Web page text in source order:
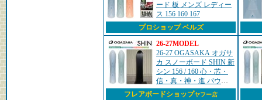
ード 板 メンズ レディー
ス 156 160 167
プロショップ ベルズ
26-27MODEL
26-27 OGASAKA オガサ
カ スノーボード SHIN 新
シン 156 / 160 心・芯・
信・真・神・進 パウダ
ーボード オールラウン
フレアボードショップヤフー店